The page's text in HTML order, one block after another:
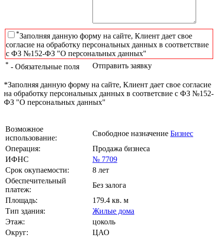
*Заполняя данную форму на сайте, Клиент дает свое
согласие на обработку персональных данных в соответствие
с ФЗ №152-ФЗ "О персональных данных"
* - Обязательные поля Отправить заявку
*Заполняя данную форму на сайте, Клиент дает свое согласие
на обработку персональных данных в соответсвие с ФЗ №152-
ФЗ "О персональных данных"
Возможное
использование:
Свободное назначение Бизнес
Операция:
Продажа бизнеса
ИФНС
№ 7709
Срок окупаемости:
8 лет
Обеспечительный
платеж:
Без залога
Площадь:
179.4 кв. м
Тип здания:
Жилые дома
Этаж:
цоколь
Округ:
ЦАО